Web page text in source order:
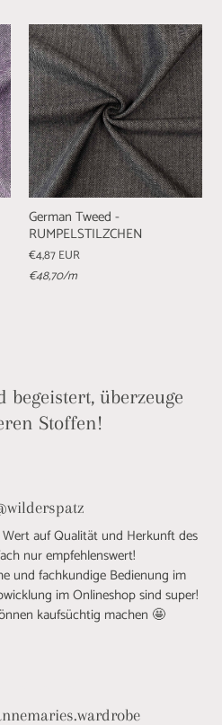
German Tweed -
RUMPELSTILZCHEN
€4,87 EUR
€48,70/m
überzeuge
Stoffen!
auf Qualität und Herkunft des
nur empfehlenswert!
und fachkundige Bedienung im
im Onlineshop sind super!
kaufsüchtig machen 🤩